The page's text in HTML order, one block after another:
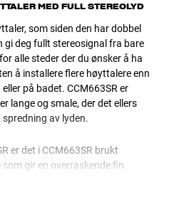
MED FULL STEREOLYD
som siden den har dobbel
gi deg fullt stereosignal fra bare
alle steder der du ønsker å ha
å installere flere høyttalere enn
på badet. CCM663SR er
lange og smale, der det ellers
av lyden.
er det i CCM663SR brukt
gir en overraskende fin
denne typen.